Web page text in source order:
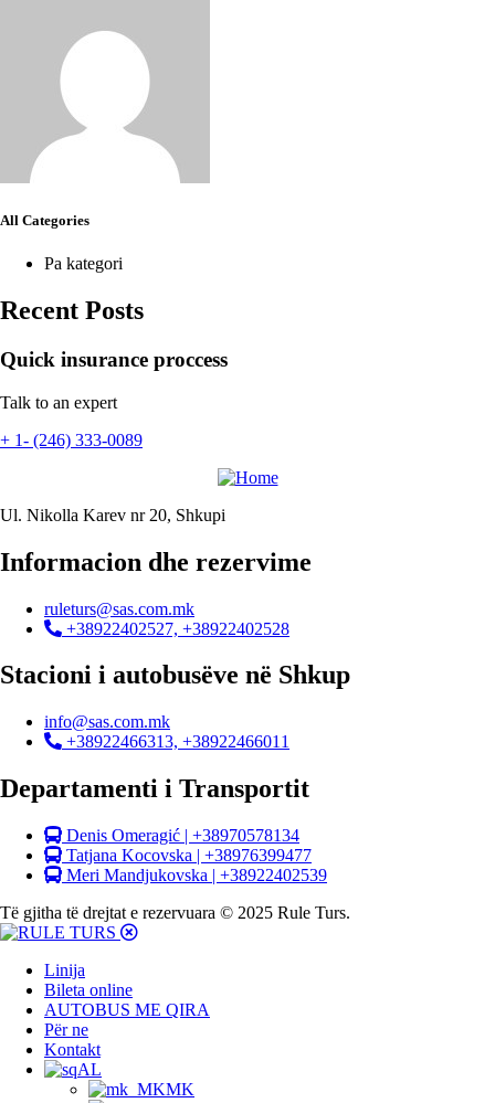
All Categories
Pa kategori
Recent Posts
Quick insurance proccess
Talk to an expert
+ 1- (246) 333-0089
Ul. Nikolla Karev nr 20, Shkupi
Informacion dhe rezervime
ruleturs@sas.com.mk
+38922402527, +38922402528
Stacioni i autobusëve në Shkup
info@sas.com.mk
+38922466313, +38922466011
Departamenti i Transportit
Denis Omeragić | +38970578134
Tatjana Kocovska | +38976399477
Meri Mandjukovska | +38922402539
Të gjitha të drejtat e rezervuara © 2025 Rule Turs.
Linija
Bileta online
AUTOBUS ME QIRA
Për ne
Kontakt
AL
MK